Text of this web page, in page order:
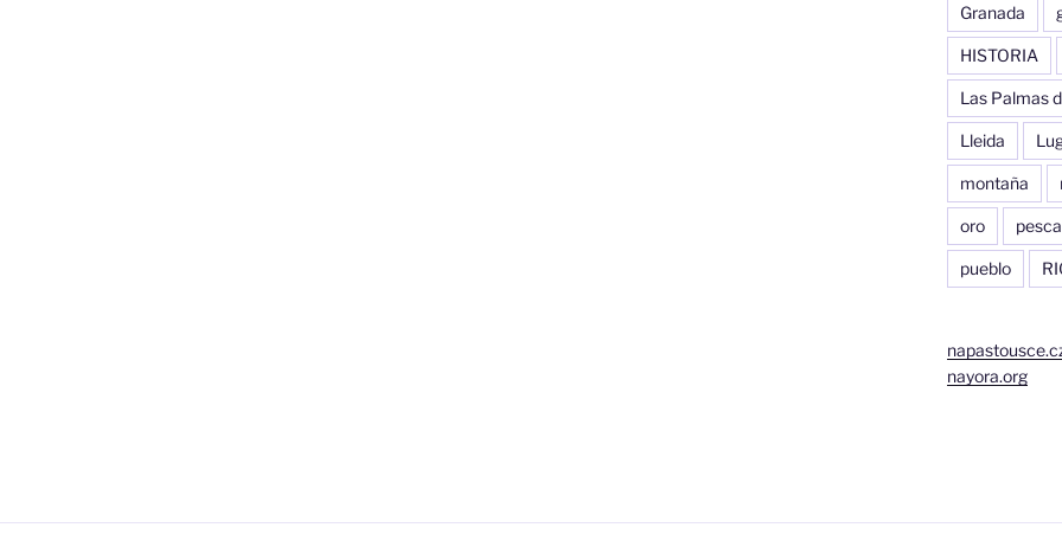
Granada
HISTORIA
Las Palmas
Lleida
montaña
oro pesca
pueblo
nayora.org